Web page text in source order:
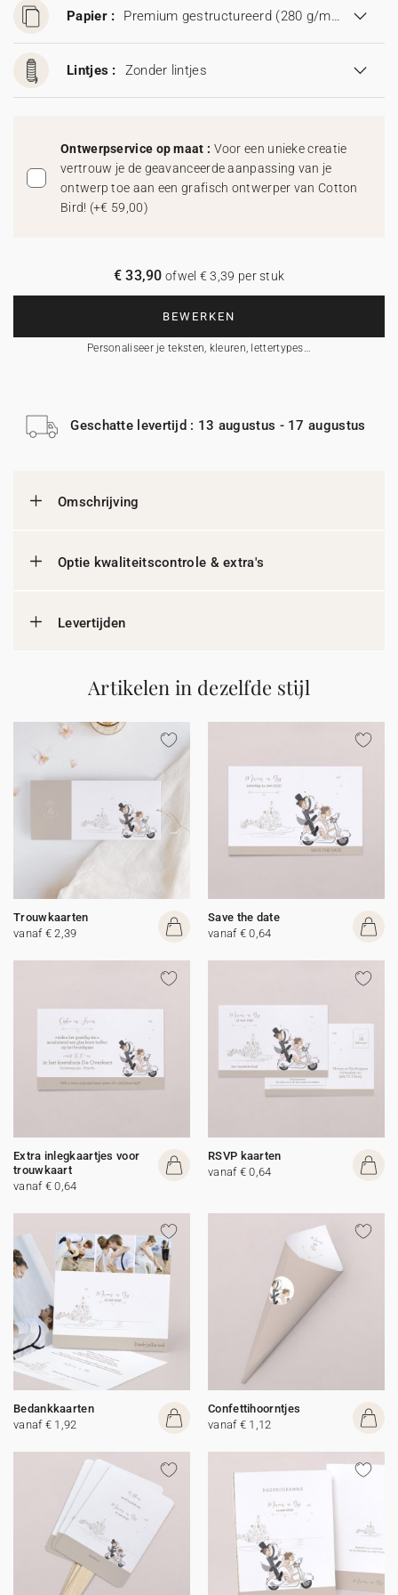
Papier : Premium gestructureerd (280 g/m²)
Lintjes : Zonder lintjes
Ontwerpservice op maat : Voor een unieke creatie
vertrouw je de geavanceerde aanpassing van je
ontwerp toe aan een grafisch ontwerper van Cotton
Bird! (+€ 59,00)
BEWERKEN
Personaliseer je teksten, kleuren, lettertypes…
€ 33,90 ofwel € 3,39 per stuk
Geschatte levertijd : 13 augustus - 17 augustus
Omschrijving
Optie kwaliteitscontrole & extra's
Levertijden
Artikelen in dezelfde stijl
Trouwkaarten
vanaf € 2,39
Save the date
vanaf € 0,64
Extra inlegkaartjes voor
trouwkaart
vanaf € 0,64
RSVP kaarten
vanaf € 0,64
Bedankkaarten
vanaf € 1,92
Confettihoorntjes
vanaf € 1,12